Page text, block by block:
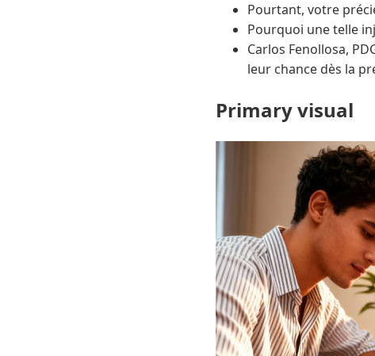
Pourtant, votre
Pourquoi une telle
Carlos Fenollosa,
leur chance dès la
Primary visual